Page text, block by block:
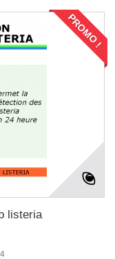
PROMO !
listeria